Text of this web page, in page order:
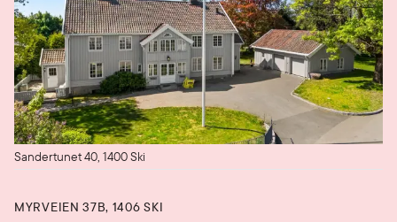
Sandertunet 40, 1400 Ski
MYRVEIEN 37B, 1406 SKI